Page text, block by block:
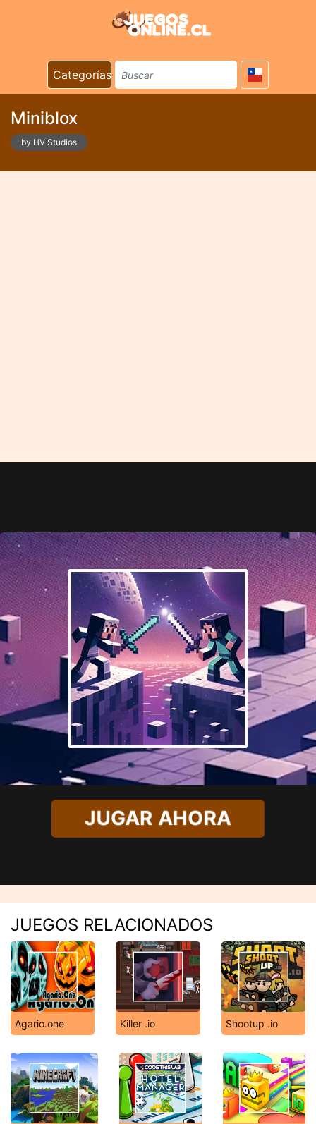
Categorías
Miniblox
by HV Studios
JUGAR AHORA
JUEGOS RELACIONADOS
Agario.one Killer .io Shootup .io